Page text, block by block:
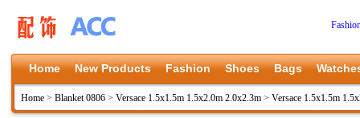
Home New Products Fashion Shoes Bags
Home > Blanket 0806 > Versace 1.5x1.5m 1.5x2.0m 2.0x2.3m > Versace 1.5x1.5m